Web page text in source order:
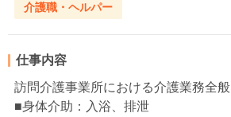
介護職・ヘルパー
仕事内容
訪問介護事業所における介護業務全般
■身体介助：入浴、排泄